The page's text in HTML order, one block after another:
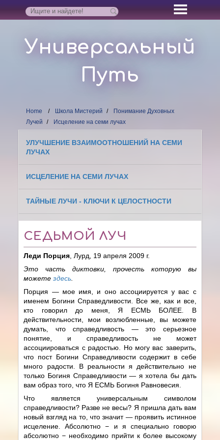
Универсальный
Путь
Home Школа Мистерий
Понимание Духовных
Лучей
Исцеление на семи лучах
УЛУЧШЕНИЕ ВЗАИМООТНОШЕНИЙ НА СЕМИ
ЛУЧАХ
ИСЦЕЛЕНИЕ НА СЕМИ ЛУЧАХ
ТАЙНЫЕ ЛУЧИ - КЛЮЧИ К ЦЕЛОСТНОСТИ
СЕДЬМОЙ ЛУЧ
Леди Порция , Лурд, 19 апреля 2009 г.
Это часть диктовки, прочесть которую вы
можетездесь
Порция — мое имя, и оно ассоциируется у вас с
именем Богини Справедливости. Все же, как и все,
кто говорил до меня, Я ЕСМЬ БОЛЕЕ. В
действительности, мои возлюбленные, вы можете
думать, что справедливость — это серьезное
понятие, и справедливость не может
ассоциироваться с радостью. Но могу вас заверить,
что пост Богини Справедливости содержит в себе
много радости. В реальности я действительно не
только Богиня Справедливости — я хотела бы дать
вам образ того, что Я ЕСМЬ Богиня Равновесия.
Что является универсальным символом
справедливости? Разве не весы? Я пришла дать вам
новый взгляд на то, что значит — проявить истинное
исцеление. Абсолютно − и я специально говорю
абсолютно − необходимо прийти к более высокому